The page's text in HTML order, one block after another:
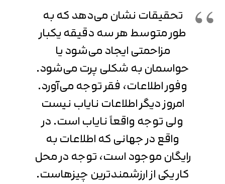
تحقیقات نشان می‌دهد که به
طور متوسط هر سه دقیقه یکبار
مزاحمتی ایجاد می‌شود یا
حواسمان به شکلی پرت می‌شود.
وفور اطلاعات، فقر توجه می‌آورد.
امروز دیگر اطلاعات نایاب نیست
ولی توجه واقعاً نایاب است. در
واقع در جهانی که اطلاعات به
رایگان موجود است، توجه در محل
کار یکی از ارزشمندترین چیزهاست.